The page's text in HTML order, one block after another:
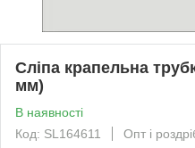
Сліпа крапельна
мм)
В наявності
Код: SL164611
Опт і